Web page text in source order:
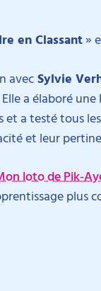
en Classant»
avecSylvie
a élaboré
a testé tous
et leur
loto de Pik-
plus